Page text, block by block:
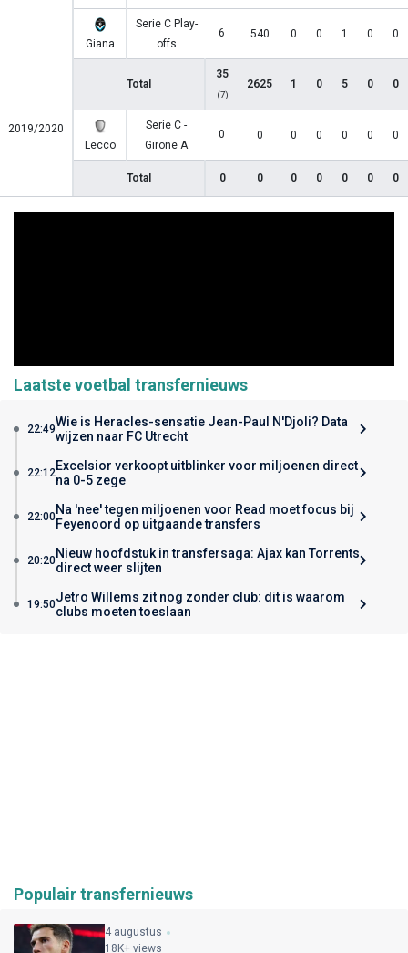
Giana
Serie C Play-
offs
6 540 0 0 1 0 0
Total
35
(7)
2625 1 0 5 0 0
2019/2020
Lecco
Serie C -
Girone A
0 0 0 0 0 0 0
Total 0 0 0 0 0 0 0
Laatste voetbal transfernieuws
22:49Wie is Heracles-sensatie Jean-Paul N'Djoli? Data
wijzen naar FC Utrecht
22:12Excelsior verkoopt uitblinker voor miljoenen direct
na 0-5 zege
22:00Na 'nee' tegen miljoenen voor Read moet focus bij
Feyenoord op uitgaande transfers
20:20Nieuw hoofdstuk in transfersaga: Ajax kan Torrents
direct weer slijten
19:50Jetro Willems zit nog zonder club: dit is waarom
clubs moeten toeslaan
Populair transfernieuws
4 augustus
18K+ views